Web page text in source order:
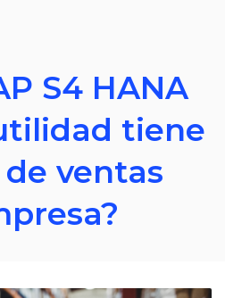
S4 HANA
tiene
ventas